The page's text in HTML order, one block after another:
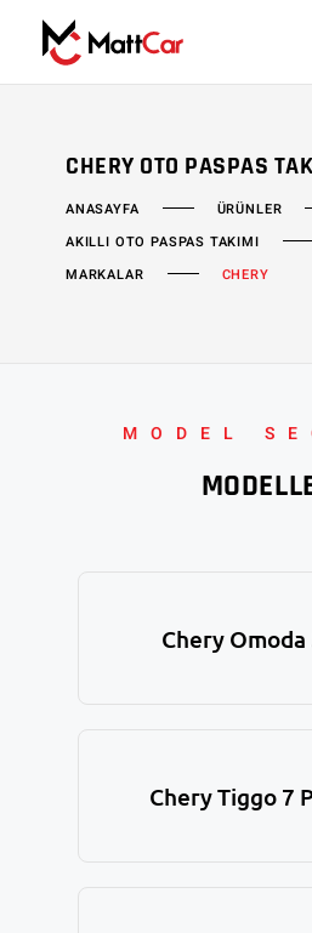
CHERY OTO PASPAS
ANASAYFA
ÜRÜNLER
AKILLI OTO PASPAS TAKIMI
MARKALAR
CHERY
MODEL
Chery Omoda
Chery Tiggo 7